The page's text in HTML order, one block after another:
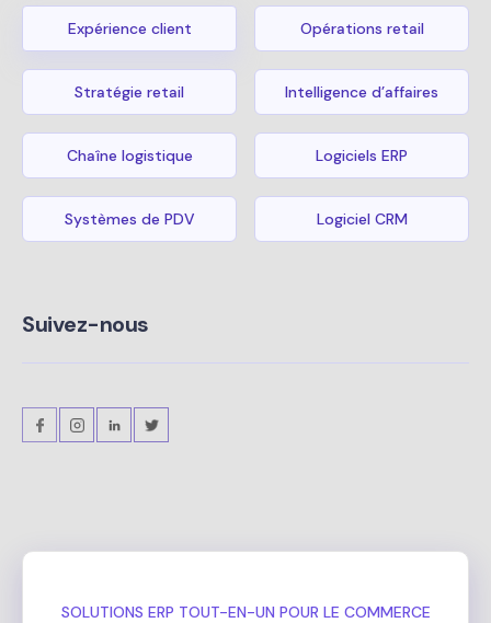
Expérience client Opérations retail
Stratégie retail Intelligence d’affaires
Chaîne logistique Logiciels ERP
Systèmes de PDV Logiciel CRM
Suivez-nous
SOLUTIONS ERP TOUT-EN-UN POUR LE COMMERCE